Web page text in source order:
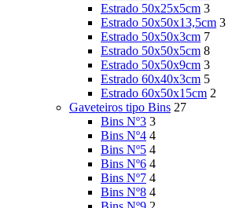
Estrado 50x25x5cm 3
Estrado 50x50x13,5cm 3
Estrado 50x50x3cm 7
Estrado 50x50x5cm 8
Estrado 50x50x9cm 3
Estrado 60x40x3cm 5
Estrado 60x50x15cm 2
Gaveteiros tipo Bins 27
Bins Nº3 3
Bins Nº4 4
Bins Nº5 4
Bins Nº6 4
Bins Nº7 4
Bins Nº8 4